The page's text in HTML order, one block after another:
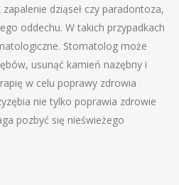
dziąseł czy paradontoza,
oddechu. W takich przypadkach
Stomatolog może
usunąć kamień nazębny i
w celu poprawy zdrowia
nie tylko poprawia zdrowie
pozbyć się nieświeżego